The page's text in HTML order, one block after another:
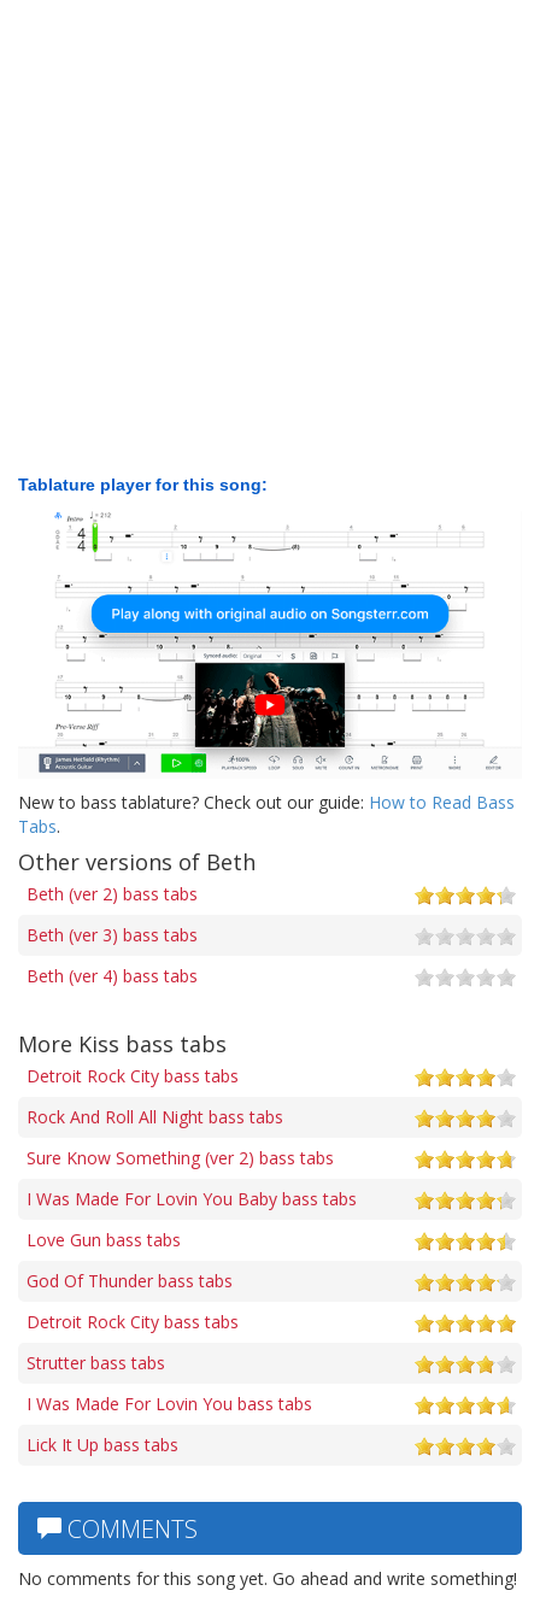
Tablature player for this song:
New to bass tablature? Check out our guide: How to Read Bass
Tabs.
Other versions of Beth
Beth (ver 2) bass tabs
Beth (ver 3) bass tabs
Beth (ver 4) bass tabs
More Kiss bass tabs
Detroit Rock City bass tabs
Rock And Roll All Night bass tabs
Sure Know Something (ver 2) bass tabs
I Was Made For Lovin You Baby bass tabs
Love Gun bass tabs
God Of Thunder bass tabs
Detroit Rock City bass tabs
Strutter bass tabs
I Was Made For Lovin You bass tabs
Lick It Up bass tabs
COMMENTS
No comments for this song yet. Go ahead and write something!